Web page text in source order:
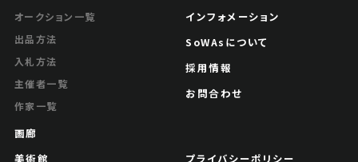
主催 Jo's Auction
開催 2023/04/25
予想価格
JPY 10,000 - 30,000
公開終了
オークション一覧
出品方法
入札方法
主催者一覧
作家一覧
画廊
美術館
インフォメーション
SoWAsについて
採用情報
お問合わせ
プライバシーポリシー